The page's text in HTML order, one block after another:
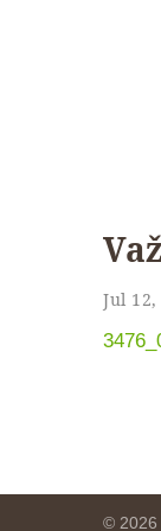
Jul
© 2026